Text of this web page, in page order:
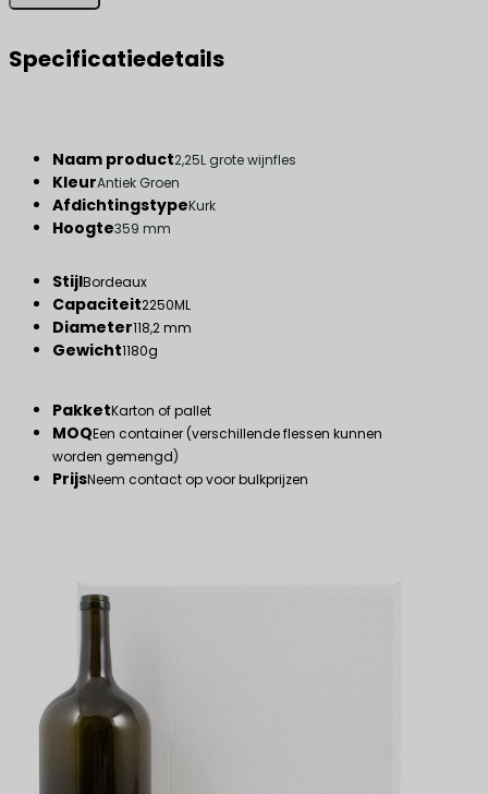
Specificatiedetails
Naam product2,25L grote wijnfles
KleurAntiek Groen
AfdichtingstypeKurk
Hoogte359 mm
StijlBordeaux
Capaciteit2250ML
Diameter118,2 mm
Gewicht1180g
PakketKarton of pallet
MOQEen container (verschillende flessen kunnen
worden gemengd)
PrijsNeem contact op voor bulkprijzen